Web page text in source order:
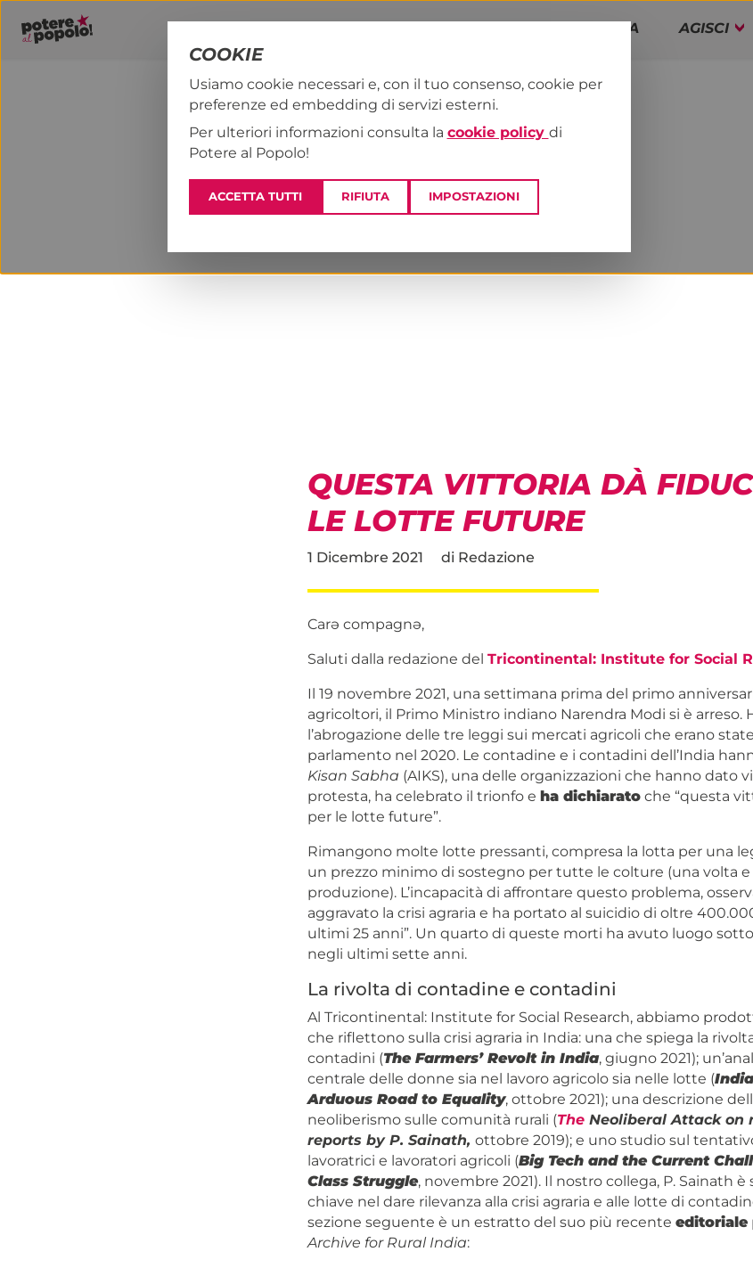
PROGRAMMA AGISCI
PAP! NOTIZIE DAI TERRITORI
QUESTA VITTORIA DÀ
LE LOTTE FUTURE
1 Dicembre 2021 di Redazione
Carə compagnə,
Saluti dalla redazione del Tricontinental: Institute for Social
Il 19 novembre 2021, una settimana prima del primo
agricoltori, il Primo Ministro indiano Narendra Modi si è arreso.
l’abrogazione delle tre leggi sui mercati agricoli che erano
parlamento nel 2020. Le contadine e i contadini dell’India
Kisan Sabha (AIKS), una delle organizzazioni che hanno dato
protesta, ha celebrato il trionfo e ha dichiaratoche “questa
per le lotte future”.
Rimangono molte lotte pressanti, compresa la lotta per una
un prezzo minimo di sostegno per tutte le colture (una volta e
produzione). L’incapacità di affrontare questo problema, osserva
aggravato la crisi agraria e ha portato al suicidio di oltre
ultimi 25 anni”. Un quarto di queste morti ha avuto luogo
negli ultimi sette anni.
La rivolta di contadine e contadini
Al Tricontinental: Institute for Social Research, abbiamo
che riflettono sulla crisi agraria in India: una che spiega la
contadini (The Farmers’ Revolt in India, giugno 2021);
centrale delle donne sia nel lavoro agricolo sia nelle lotte (
Arduous Road to Equality, ottobre 2021); una descrizione
neoliberismo sulle comunità rurali (TheNeoliberal Attack on
reports by P. Sainath, ottobre 2019); e uno studio sul
lavoratrici e lavoratori agricoli (Big Tech and the Current
Class Struggle, novembre 2021). Il nostro collega, P. Sainath
chiave nel dare rilevanza alla crisi agraria e alle lotte di
sezione seguente è un estratto del suo più recente editoriale
Archive for Rural India:
COOKIE
Usiamo cookie necessari e, con il tuo consenso, cookie per
preferenze ed embedding di servizi esterni.
Per ulteriori informazioni consulta la cookie policy di
Potere al Popolo!
ACCETTA TUTTI RIFIUTA IMPOSTAZIONI